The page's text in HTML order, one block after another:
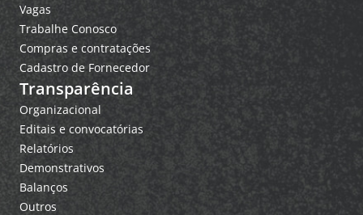
Vagas
Trabalhe Conosco
Compras e contratações
Cadastro de Fornecedor
Transparência
Organizacional
Editais e convocatórias
Relatórios
Demonstrativos
Balanços
Outros